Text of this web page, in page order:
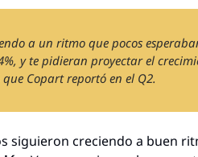
a un ritmo que pocos
y te pidieran proyectar el
Copart reportó en el Q2.
siguieron creciendo a buen